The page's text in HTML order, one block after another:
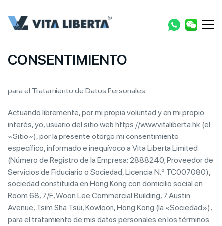
CONSENTIMIENTO
para el Tratamiento de Datos Personales
Actuando libremente, por mi propia voluntad y en mi propio
interés, yo, usuario del sitio web https://www.vitaliberta.hk (el
«Sitio»), por la presente otorgo mi consentimiento
específico, informado e inequívoco a Vita Liberta Limited
(Número de Registro de la Empresa: 2888240; Proveedor de
Servicios de Fiduciario o Sociedad, Licencia N.º TC007080),
sociedad constituida en Hong Kong con domicilio social en
Room 68, 7/F, Woon Lee Commercial Building, 7 Austin
Avenue, Tsim Sha Tsui, Kowloon, Hong Kong (la «Sociedad»),
para el tratamiento de mis datos personales en los términos